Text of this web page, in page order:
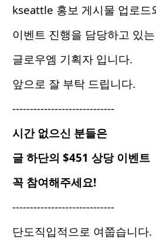
kseattle 홍보 게시물 업로드
이벤트 진행을 담당하고 있는
글로우엠 기획자 입니다.
앞으로 잘 부탁 드립니다.
-----------------------------
시간 없으신 분들은
글 하단의 $451 상당 이벤트
꼭 참여해주세요!
-----------------------------
단도직입적으로 여쭙습니다.